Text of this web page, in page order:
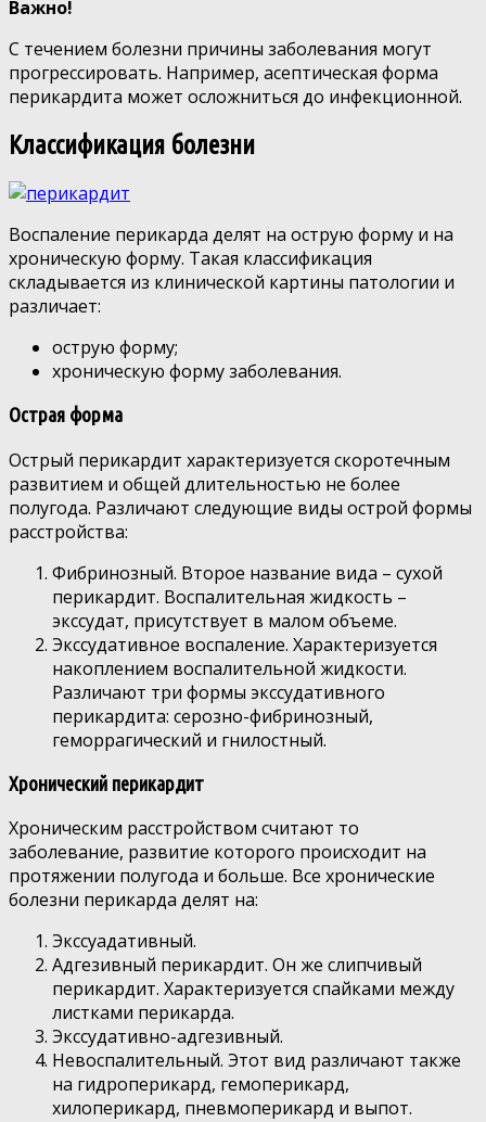
Важно!
С течением болезни причины заболевания могут
прогрессировать. Например, асептическая форма
перикардита может осложниться до инфекционной.
Классификация болезни
Воспаление перикарда делят на острую форму и на
хроническую форму. Такая классификация
складывается из клинической картины патологии и
различает:
острую форму;
хроническую форму заболевания.
Острая форма
Острый перикардит характеризуется скоротечным
развитием и общей длительностью не более
полугода. Различают следующие виды острой формы
расстройства:
Фибринозный. Второе название вида – сухой
перикардит. Воспалительная жидкость –
экссудат, присутствует в малом объеме.
Экссудативное воспаление. Характеризуется
накоплением воспалительной жидкости.
Различают три формы экссудативного
перикардита: серозно-фибринозный,
геморрагический и гнилостный.
Хронический перикардит
Хроническим расстройством считают то
заболевание, развитие которого происходит на
протяжении полугода и больше. Все хронические
болезни перикарда делят на:
Экссуадативный.
Адгезивный перикардит. Он же слипчивый
перикардит. Характеризуется спайками между
листками перикарда.
Экссудативно-адгезивный.
Невоспалительный. Этот вид различают также
на гидроперикард, гемоперикард,
хилоперикард, пневмоперикард и выпот.